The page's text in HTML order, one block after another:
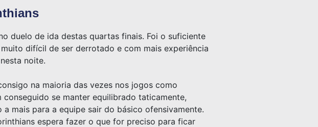
duelo de ida destas quartas finais. Foi o suficiente
difícil de ser derrotado e com mais experiência
noite.
na maioria das vezes nos jogos como
se manter equilibrado taticamente,
mais para a equipe sair do básico ofensivamente.
espera fazer o que for preciso para ficar